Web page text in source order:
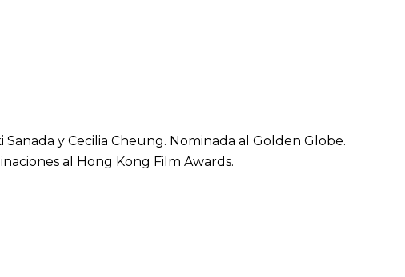
y Cecilia Cheung. Nominada al Golden Globe.
al Hong Kong Film Awards.